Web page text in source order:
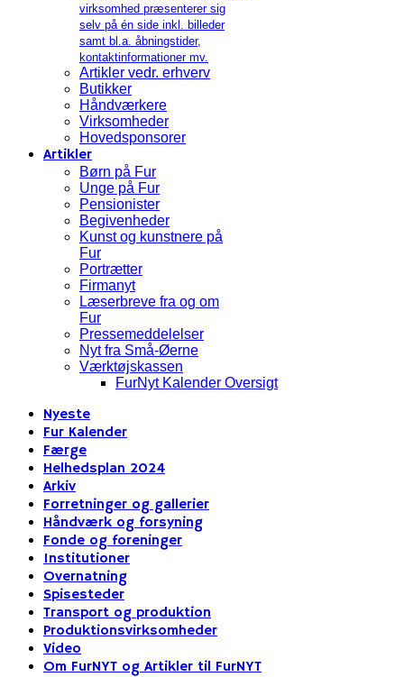
virksomhed præsenterer sig
selv på én side inkl. billeder
samt bl.a. åbningstider,
kontaktinformationer mv.
Artikler vedr. erhverv
Butikker
Håndværkere
Virksomheder
Hovedsponsorer
Artikler
Børn på Fur
Unge på Fur
Pensionister
Begivenheder
Kunst og kunstnere på
Fur
Portrætter
Firmanyt
Læserbreve fra og om
Fur
Pressemeddelelser
Nyt fra Små-Øerne
Værktøjskassen
FurNyt Kalender Oversigt
Nyeste
Fur Kalender
Færge
Helhedsplan 2024
Arkiv
Forretninger og gallerier
Håndværk og forsyning
Fonde og foreninger
Institutioner
Overnatning
Spisesteder
Transport og produktion
Produktionsvirksomheder
Video
Om FurNYT og Artikler til FurNYT